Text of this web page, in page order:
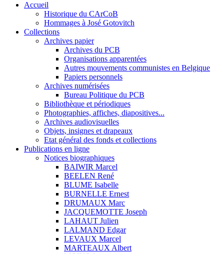
Accueil
Historique du CArCoB
Hommages à José Gotovitch
Collections
Archives papier
Archives du PCB
Organisations apparentées
Autres mouvements communistes en Belgique
Papiers personnels
Archives numérisées
Bureau Politique du PCB
Bibliothèque et périodiques
Photographies, affiches, diapositives...
Archives audiovisuelles
Objets, insignes et drapeaux
Etat général des fonds et collections
Publications en ligne
Notices biographiques
BAIWIR Marcel
BEELEN René
BLUME Isabelle
BURNELLE Ernest
DRUMAUX Marc
JACQUEMOTTE Joseph
LAHAUT Julien
LALMAND Edgar
LEVAUX Marcel
MARTEAUX Albert